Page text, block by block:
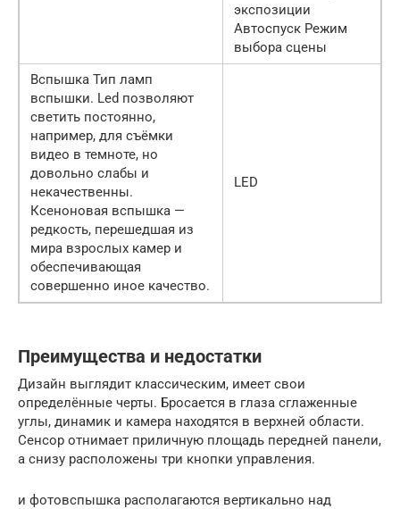
экспозиции
Автоспуск Режим
выбора сцены
Вспышка Тип ламп
вспышки. Led позволяют
светить постоянно,
например, для съёмки
видео в темноте, но
довольно слабы и
некачественны.
Ксеноновая вспышка —
редкость, перешедшая из
мира взрослых камер и
обеспечивающая
совершенно иное качество.
LED
Преимущества и недостатки
Дизайн выглядит классическим, имеет свои
определённые черты. Бросается в глаза сглаженные
углы, динамик и камера находятся в верхней области.
Сенсор отнимает приличную площадь передней панели,
а снизу расположены три кнопки управления.
и фотовспышка располагаются вертикально над